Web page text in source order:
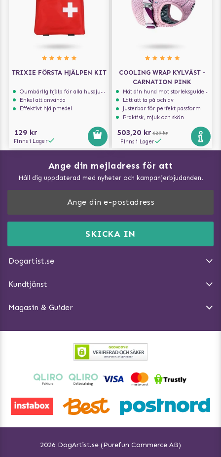
TRIXIE FÖRSTA HJÄLPEN KIT
Oumbärlig hjälp för alla husdjursägare
Enkel att använda
Effektivt hjälpmedel
129 kr
Finns i Lager
COOLING WRAP KYLVÄST -
CARNATION PINK
Mät din hund mot storleksguiden för att få rätt storlek
Lätt att ta på och av
Justerbar för perfekt passform
Praktisk, mjuk och skön
503,20 kr 629 kr
Finns i Lager
Ange din mejladress för att
Håll dig uppdaterad med nyheter och kampanjerbjudanden.
SKICKA IN
Dogartist.se
DogArtist.se drivs av:
E-post:info@dogartist.se
Kundtjänst
Ångra Köp
Magasin & Guider
Vad kan hundar äta?
Träna Nose Work hemma
Så gör du promenaden roligare
Hundbäddar
2026 DogArtist.se (Purefun Commerce AB)